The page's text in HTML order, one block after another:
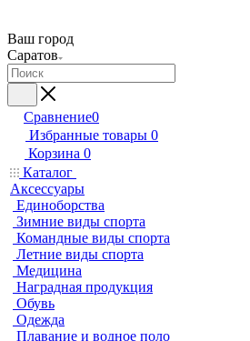
Ваш город
Саратов
Сравнение0
Избранные товары 0
Корзина 0
Каталог
Аксессуары
Единоборства
Зимние виды спорта
Командные виды спорта
Летние виды спорта
Медицина
Наградная продукция
Обувь
Одежда
Плавание и водное поло